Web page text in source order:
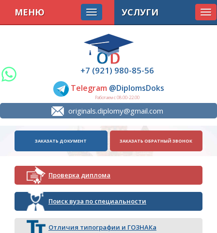
+7 (921) 980-85-56
Telegram @DiplomsDoks
Работаем с 08.00-22.00
originals.diplomy@gmail.com
МЕНЮ
ЗАКАЗАТЬ ДОКУМЕНТ ЗАКАЗАТЬ ОБРАТНЫЙ ЗВОНОК
Проверка диплома
Поиск вуза по специальности
Отличия типографии и ГОЗНАКа
УСЛУГИ